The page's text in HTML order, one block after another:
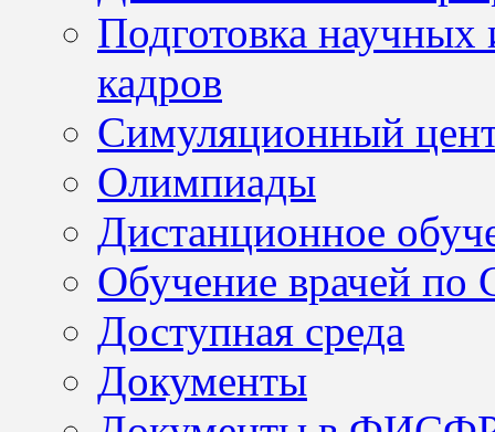
Подготовка научных
кадров
Симуляционный
Олимпиады
Дистанционное
Обучение врачей по
Доступная среда
Документы